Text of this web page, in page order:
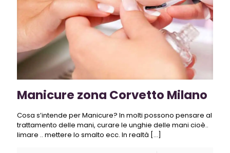
Manicure zona Corvetto Milano
Cosa s’intende per Manicure? In molti possono pensare al
trattamento delle mani, curare le unghie delle mani cioè..
limare .. mettere lo smalto ecc. In realtà […]